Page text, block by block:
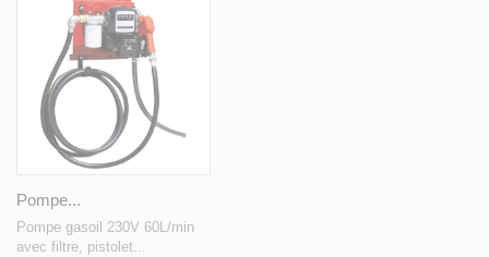
Pompe...
Pompe gasoil 230V 60L/min
avec filtre, pistolet...